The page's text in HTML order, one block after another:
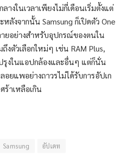
างในเวลาเพียงไม่กี่เดือนเริ่มตั้งแต่
ลังจากนั้น Samsung ก็เปิดตัว One
ยอย่างสำหรับอุปกรณ์ของตนใน
งตัวเลือกใหม่ๆ เช่น RAM Plus,
รุงในแอปกล้องและอื่นๆ แต่ก็นั่น
ยแพอย่างถาวรไม่ได้รับการอัปเก
ร้าเหลือเกิน
Samsung
อัปเดท